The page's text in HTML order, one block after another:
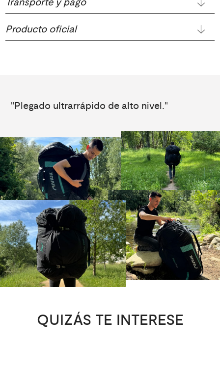
Producto oficial
"Plegado ultrarrápido de alto nivel."
QUIZÁS TE INTERESE